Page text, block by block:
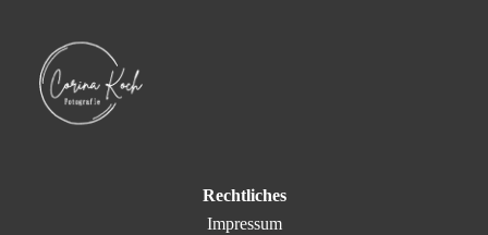
Rechtliches
Impressum